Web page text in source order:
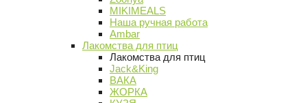
MIKIMEALS
Наша ручная работа
Ambar
Лакомства для птиц
Лакомства для птиц
Jack&King
ВАКА
ЖОРКА